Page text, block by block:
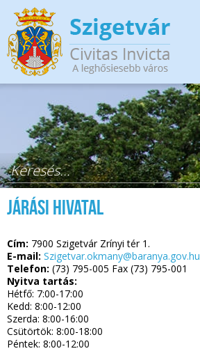
Ugrás a tartalomra
Keresés űrlap
Járási Hivatal
Cím: 7900 Szigetvár Zrínyi tér 1.
E-mail: Szigetvar.okmany@baranya.gov.hu
Telefon: (73) 795-005 Fax (73) 795-001
Nyitva tartás:
Hétfő: 7:00-17:00
Kedd: 8:00-12:00
Szerda: 8:00-16:00
Csütörtök: 8:00-18:00
Péntek: 8:00-12:00